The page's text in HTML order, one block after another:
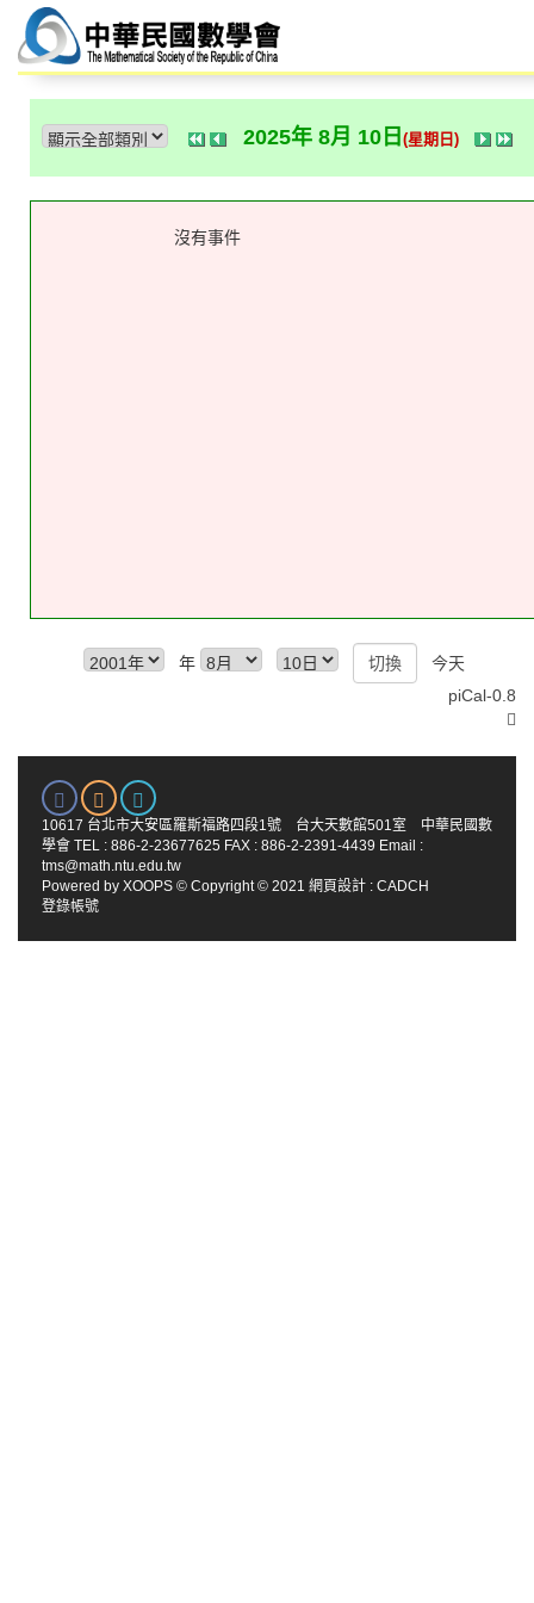
2025年 8月 10日 (星期日)
沒有事件
年
今天
piCal-0.8
10617 台北市大安區羅斯福路四段1號 台大天數館501室 中華民國數
學會 TEL : 886-2-23677625 FAX : 886-2-2391-4439 Email :
tms@math.ntu.edu.tw
Powered by XOOPS © Copyright © 2021 網頁設計 : CADCH
登錄帳號